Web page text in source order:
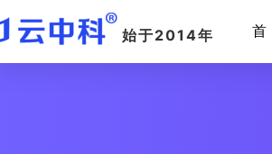
始于2014年 首